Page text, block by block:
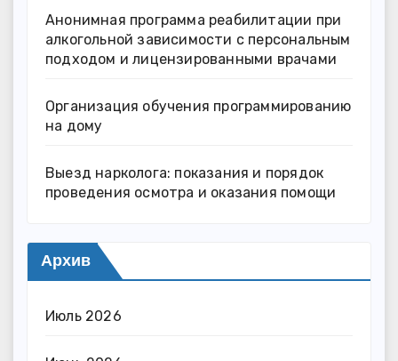
Анонимная программа реабилитации при
алкогольной зависимости с персональным
подходом и лицензированными врачами
Организация обучения программированию
на дому
Выезд нарколога: показания и порядок
проведения осмотра и оказания помощи
Архив
Июль 2026